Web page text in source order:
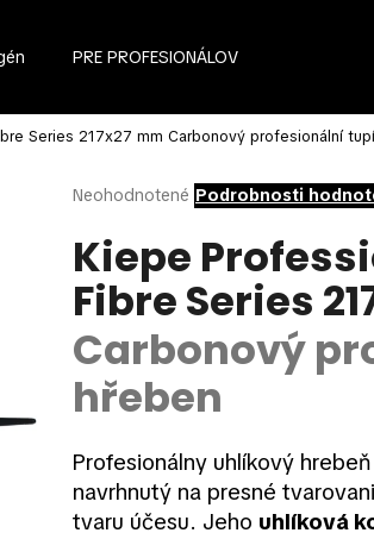
PRE PROFESIONÁLOV
Series 217x27 mm Carbonový profesionální
Priemerné
produktu
je
0,0
hviezdičiek.
Neohodnotené Podrobnosti
Kiepe
Fibre Series
Carbonový
hřeben
Profesionálny uhlíkový
navrhnutý na presné
tvaru účesu. Jeho uhlíková
nájsť?